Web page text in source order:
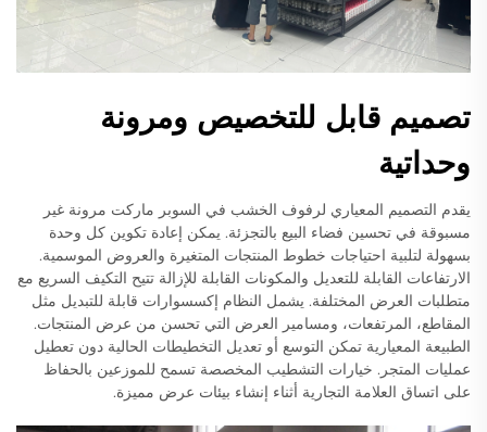
تصميم قابل للتخصيص ومرونة
وحداتية
يقدم التصميم المعياري لرفوف الخشب في السوبر ماركت مرونة غير
مسبوقة في تحسين فضاء البيع بالتجزئة. يمكن إعادة تكوين كل وحدة
بسهولة لتلبية احتياجات خطوط المنتجات المتغيرة والعروض الموسمية.
الارتفاعات القابلة للتعديل والمكونات القابلة للإزالة تتيح التكيف السريع مع
متطلبات العرض المختلفة. يشمل النظام إكسسوارات قابلة للتبديل مثل
المقاطع، المرتفعات، ومسامير العرض التي تحسن من عرض المنتجات.
الطبيعة المعيارية تمكن التوسع أو تعديل التخطيطات الحالية دون تعطيل
عمليات المتجر. خيارات التشطيب المخصصة تسمح للموزعين بالحفاظ
على اتساق العلامة التجارية أثناء إنشاء بيئات عرض مميزة.